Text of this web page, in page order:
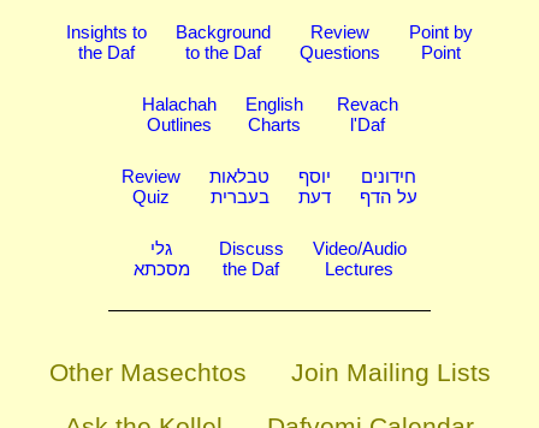
Insights to
the Daf
Background
to the Daf
Review
Questions
Point by
Point
Halachah
Outlines
English
Charts
Revach
l'Daf
Review
Quiz
טבלאות
בעברית
יוסף
דעת
חידונים
על הדף
גלי
מסכתא
Discuss
the Daf
Video/Audio
Lectures
Other Masechtos
Join Mailing Lists